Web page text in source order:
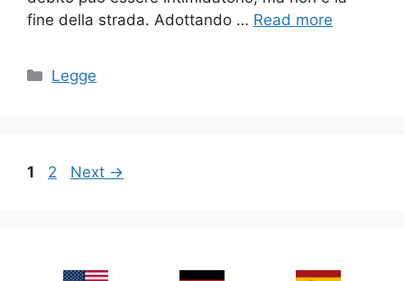
fine della strada. Adottando … Read more
Categories
Legge
Page
1 Page
2 Next →